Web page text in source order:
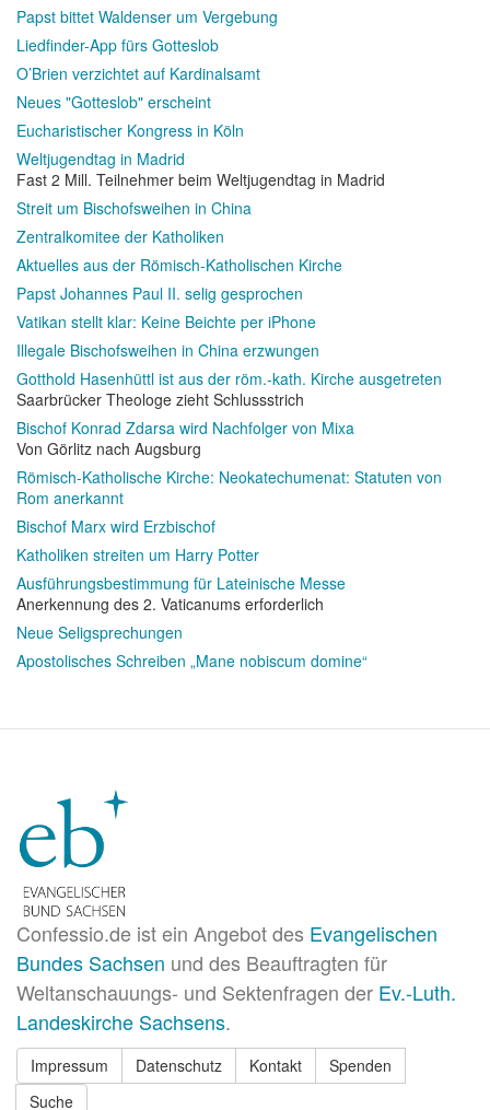
Papst bittet Waldenser um Vergebung
Liedfinder-App fürs Gotteslob
O’Brien verzichtet auf Kardinalsamt
Neues "Gotteslob" erscheint
Eucharistischer Kongress in Köln
Weltjugendtag in Madrid
Fast 2 Mill. Teilnehmer beim Weltjugendtag in Madrid
Streit um Bischofsweihen in China
Zentralkomitee der Katholiken
Aktuelles aus der Römisch-Katholischen Kirche
Papst Johannes Paul II. selig gesprochen
Vatikan stellt klar: Keine Beichte per iPhone
Illegale Bischofsweihen in China erzwungen
Gotthold Hasenhüttl ist aus der röm.-kath. Kirche ausgetreten
Saarbrücker Theologe zieht Schlussstrich
Bischof Konrad Zdarsa wird Nachfolger von Mixa
Von Görlitz nach Augsburg
Römisch-Katholische Kirche: Neokatechumenat: Statuten von
Rom anerkannt
Bischof Marx wird Erzbischof
Katholiken streiten um Harry Potter
Ausführungsbestimmung für Lateinische Messe
Anerkennung des 2. Vaticanums erforderlich
Neue Seligsprechungen
Apostolisches Schreiben „Mane nobiscum domine“
Confessio.de ist ein Angebot des Evangelischen
Bundes Sachsen und des Beauftragten für
Weltanschauungs- und Sektenfragen der Ev.-Luth.
Landeskirche Sachsens.
Impressum Datenschutz Kontakt
Spenden
Suche